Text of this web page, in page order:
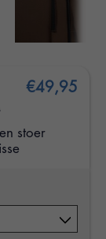
€49,95
stoer